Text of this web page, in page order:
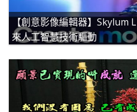
【創意影像編輯器】Skylum
來人工智慧技術驅動